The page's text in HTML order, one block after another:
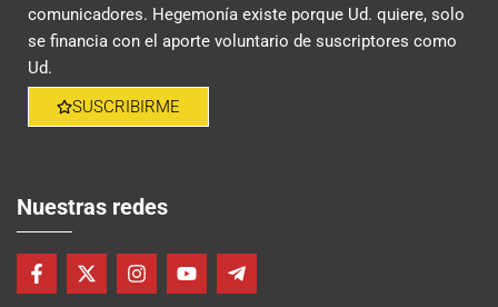
comunicadores. Hegemonía existe porque Ud. quiere, solo
se financia con el aporte voluntario de suscriptores como
Ud.
SUSCRIBIRME
Nuestras redes
F
a
X
-
I
n
Y
o
T
e